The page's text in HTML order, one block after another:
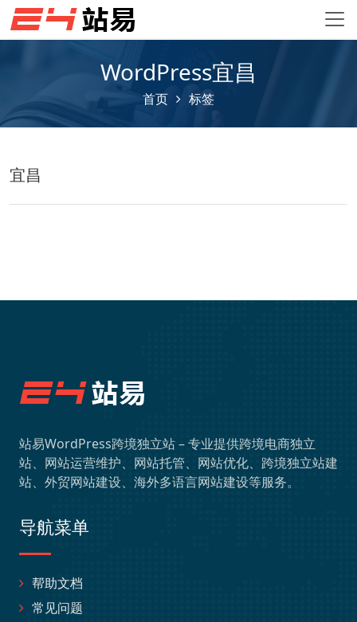
WordPress宜昌
首页 标签
宜昌
站易WordPress跨境独立站 – 专业提供跨境电商独立
站、网站运营维护、网站托管、网站优化、跨境独立站建
站、外贸网站建设、海外多语言网站建设等服务。
导航菜单
帮助文档
常见问题